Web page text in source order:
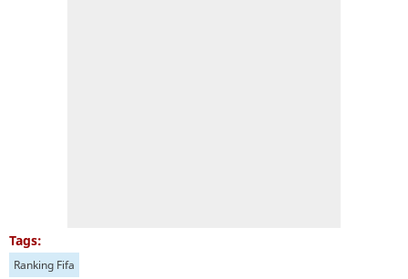
Tags:
Ranking Fifa